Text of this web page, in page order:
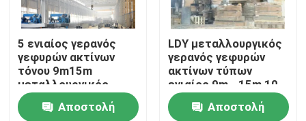
επαφή
Γερανός ταξιδίου
Διπλός υπερυψωμένος γερανός δοκών
5 ενιαίος γερανός
γεφυρών ακτίνων
τόνου 9m15m
μεταλλουργικός
τύπος LDY
Αποστολή
LDY μεταλλουργικός
γερανός γεφυρών
ακτίνων τύπων
ενιαίος 9m - 15m 10
τόνος
Αποστολή